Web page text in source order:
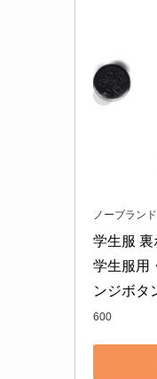
ノーブラン
学生服
学生服用
ンジボタ
600